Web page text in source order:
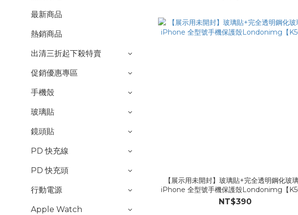
最新商品
熱銷商品
出清三折起下殺特賣
促銷優惠專區
手機殼
玻璃貼
鏡頭貼
PD 快充線
PD 快充頭
行動電源
Apple Watch
【展示用未開封】玻璃貼+完全透明鋼化玻
iPhone 全型號手機保護殼Londonimg【
NT$390